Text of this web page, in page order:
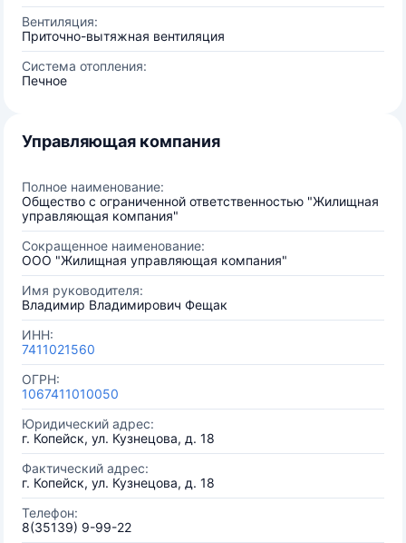
Вентиляция:
Приточно-вытяжная вентиляция
Система отопления:
Печное
Управляющая компания
Полное наименование:
Общество с ограниченной ответственностью "Жилищная
управляющая компания"
Сокращенное наименование:
ООО "Жилищная управляющая компания"
Имя руководителя:
Владимир Владимирович Фещак
ИНН:
7411021560
ОГРН:
1067411010050
Юридический адрес:
г. Копейск, ул. Кузнецова, д. 18
Фактический адрес:
г. Копейск, ул. Кузнецова, д. 18
Телефон:
8(35139) 9-99-22